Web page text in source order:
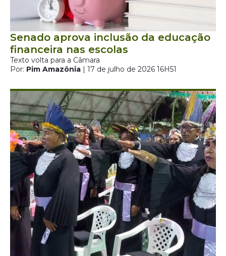
Senado aprova inclusão da educação
financeira nas escolas
Texto volta para a Câmara
Por: Pim Amazônia | 17 de julho de 2026 16H51